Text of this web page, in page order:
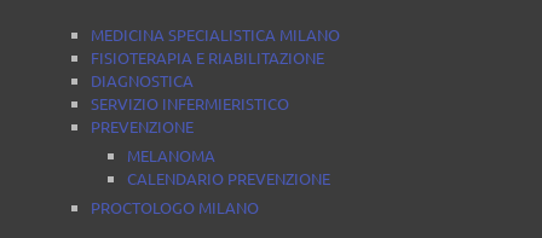
MEDICINA SPECIALISTICA MILANO
FISIOTERAPIA E RIABILITAZIONE
DIAGNOSTICA
SERVIZIO INFERMIERISTICO
PREVENZIONE
MELANOMA
CALENDARIO PREVENZIONE
PROCTOLOGO MILANO